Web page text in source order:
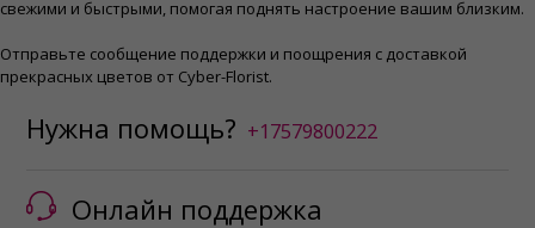
свежими и быстрыми, помогая поднять настроение вашим близким.
Отправьте сообщение поддержки и поощрения с доставкой
прекрасных цветов от Cyber-Florist.
Нужна помощь? +17579800222
Онлайн поддержка